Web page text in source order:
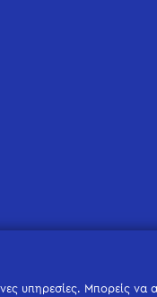
υπηρεσίες. Μπορείς να